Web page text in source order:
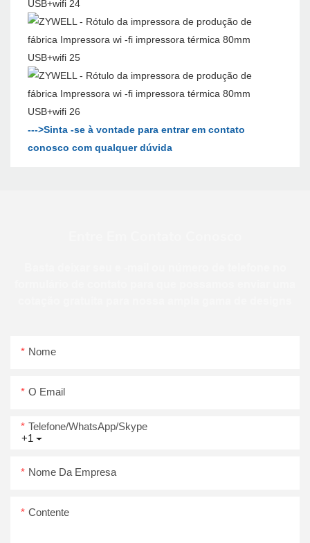
--->Sinta -se à vontade para entrar em contato
conosco com qualquer dúvida
Nome
O Email
+1
Telefone/WhatsApp/Skype
Nome Da Empresa
Contente